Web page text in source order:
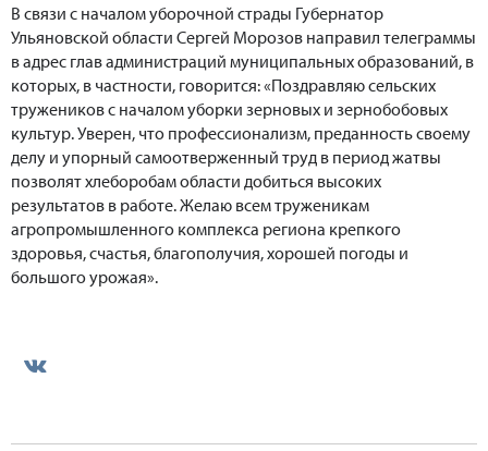
В связи с началом уборочной страды Губернатор
Ульяновской области Сергей Морозов направил телеграммы
в адрес глав администраций муниципальных образований, в
которых, в частности, говорится: «Поздравляю сельских
тружеников с началом уборки зерновых и зернобобовых
культур. Уверен, что профессионализм, преданность своему
делу и упорный самоотверженный труд в период жатвы
позволят хлеборобам области добиться высоких
результатов в работе. Желаю всем труженикам
агропромышленного комплекса региона крепкого
здоровья, счастья, благополучия, хорошей погоды и
большого урожая».